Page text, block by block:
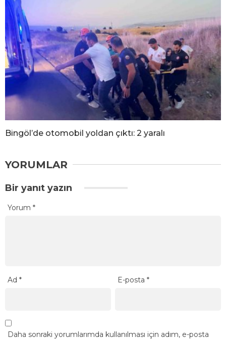
Bingöl’de otomobil yoldan çıktı: 2 yaralı
YORUMLAR
Bir yanıt yazın
Yorum *
Ad * E-posta*
Daha sonraki yorumlarımda kullanılması için adım, e-posta